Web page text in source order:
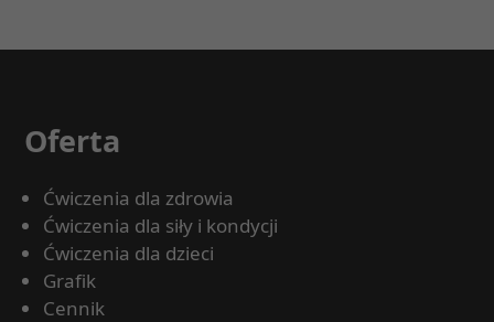
Oferta
Ćwiczenia dla zdrowia
Ćwiczenia dla siły i kondycji
Ćwiczenia dla dzieci
Grafik
Cennik